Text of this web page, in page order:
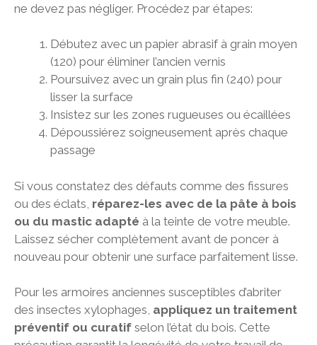
ne devez pas négliger. Procédez par étapes:
Débutez avec un papier abrasif à grain moyen
(120) pour éliminer l’ancien vernis
Poursuivez avec un grain plus fin (240) pour
lisser la surface
Insistez sur les zones rugueuses ou écaillées
Dépoussiérez soigneusement après chaque
passage
Si vous constatez des défauts comme des fissures
ou des éclats, réparez-les avec de la pâte à bois
ou du mastic adapté à la teinte de votre meuble.
Laissez sécher complètement avant de poncer à
nouveau pour obtenir une surface parfaitement lisse.
Pour les armoires anciennes susceptibles d’abriter
des insectes xylophages, appliquez un traitement
préventif ou curatif selon l’état du bois. Cette